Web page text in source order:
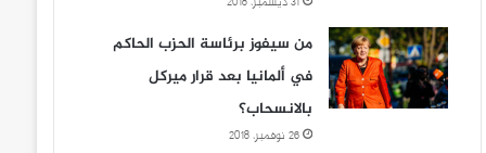
من سيفوز برئاسة الحزب الحاكم
في ألمانيا بعد قرار ميركل
بالانسحاب؟
26 نوفمبر، 2018